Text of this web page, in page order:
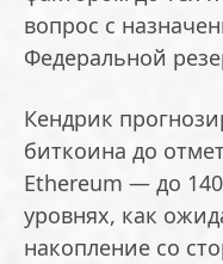
вопрос с
Федеральной
Кендрик
биткоина до
Ethereum — до
уровнях, как
накопление со